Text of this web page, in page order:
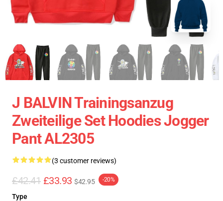
J BALVIN Trainingsanzug
Zweiteilige Set Hoodies Jogger
Pant AL2305
(3 customer reviews)
£42.41 £33.93 $42.95 -20%
Type